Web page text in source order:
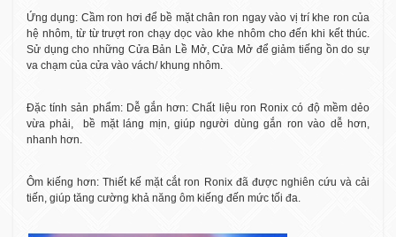
Ứng dụng: Cầm ron hơi để bề mặt chân ron ngay vào vị trí khe ron của
hệ nhôm, từ từ trượt ron chạy dọc vào khe nhôm cho đến khi kết thúc.
Sử dụng cho những Cửa Bản Lề Mở, Cửa Mở để giảm tiếng ồn do sự
va chạm của cửa vào vách/ khung nhôm.
Đặc tính sản phẩm: Dễ gắn hơn: Chất liệu ron Ronix có độ mềm dẻo
vừa phải,
bề mặt láng mịn, giúp người dùng gắn ron vào dễ hơn,
nhanh hơn.
Ôm kiếng hơn: Thiết kế mặt cắt ron Ronix đã được nghiên cứu và cải
tiến, giúp tăng cường khả năng ôm kiếng đến mức tối đa.